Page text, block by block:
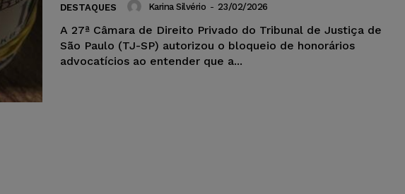
DESTAQUES Karina Silvério - 23/02/2026
A 27ª Câmara de Direito Privado do Tribunal de Justiça de
São Paulo (TJ-SP) autorizou o bloqueio de honorários
advocatícios ao entender que a...